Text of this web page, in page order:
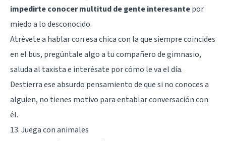
impedirte conocer multitud de gente interesantepor
miedo a lo desconocido.
Atrévete a hablar con esa chica con la que siempre coincides
en el bus, pregúntale algo a tu compañero de gimnasio,
saluda al taxista e interésate por cómo le va el día.
Destierra ese absurdo pensamiento de que si no conoces a
alguien, no tienes motivo para entablar conversación con
él.
13. Juega con animales